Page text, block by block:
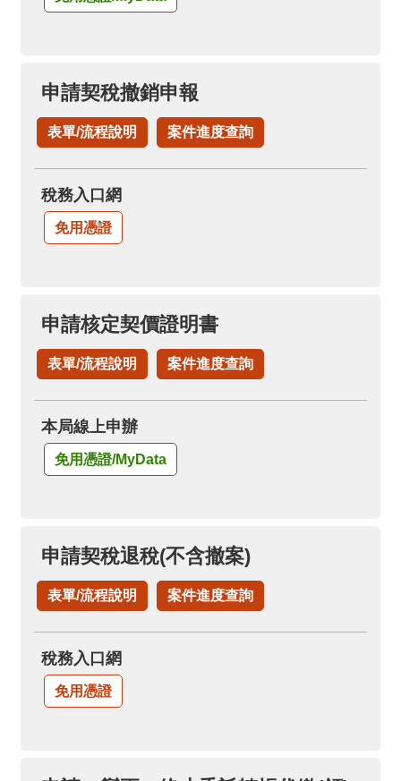
申請契稅撤銷申報
表單/流程說明 案件進度查詢
稅務入口網
免用憑證
申請核定契價證明書
表單/流程說明 案件進度查詢
本局線上申辦
免用憑證/MyData
申請契稅退稅(不含撤案)
表單/流程說明 案件進度查詢
稅務入口網
免用憑證